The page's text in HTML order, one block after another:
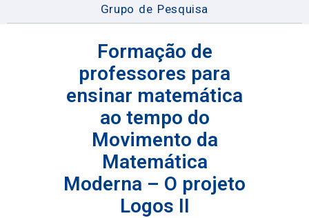
Grupo de Pesquisa
Formação de
professores para
ensinar matemática
ao tempo do
Movimento da
Matemática
Moderna – O projeto
Logos II